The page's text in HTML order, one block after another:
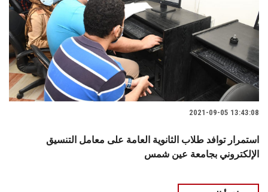
2021-09-05 13:43:08
استمرار توافد طلاب الثانوية العامة على معامل التنسيق
الإلكتروني بجامعة عين شمس